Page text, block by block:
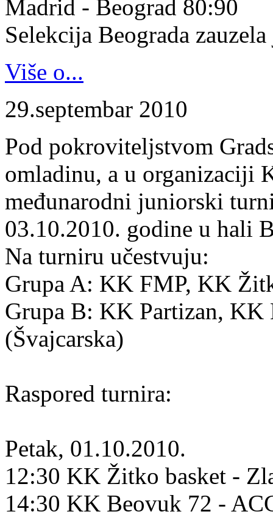
Madrid - Beograd 80:90
Selekcija Beograda
Više o...
29.septembar 2010
Pod pokroviteljstvom
omladinu, a u organizaciji
međunarodni juniorski
03.10.2010. godine u hali
Na turniru učestvuju:
Grupa A: KK FMP, KK
Grupa B: KK Partizan, KK
(Švajcarska)
Raspored turnira:
Petak, 01.10.2010.
12:30 KK Žitko basket -
14:30 KK Beovuk 72 -